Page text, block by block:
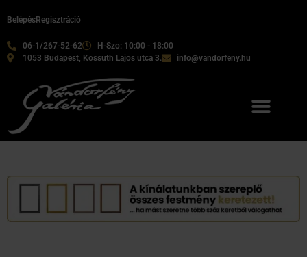
06-1/267-52-62
H-Szo: 10:00 - 18:00
1053 Budapest, Kossuth Lajos utca 3.
info@vandorfeny.hu
BelépésRegisztráció